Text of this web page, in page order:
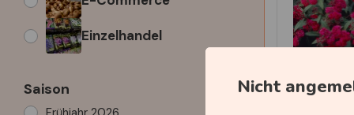
Nicht
Einzelhandel
Saison